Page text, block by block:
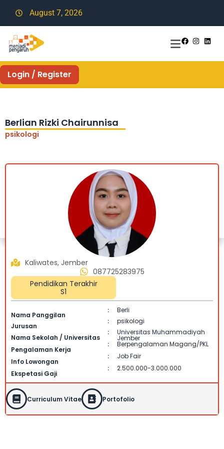
August 7, 2026
Login / Register
Berlian Rizki Chairunnisa
psikologi
Pendidikan Terakhir
S1
087725283975
Kaliwates, Jember
Nama Panggilan
:
Berli
Jurusan
:
psikologi
Nama Sekolah / Universitas
: Universitas Muhammadiyah
Jember
Pengalaman Kerja
: Berpengalaman Magang/PKL
Info Lowongan
: Job Fair
Ekspetasi Gaji
: 2.500.000-3.000.000
Curriculum Vitae Portofolio